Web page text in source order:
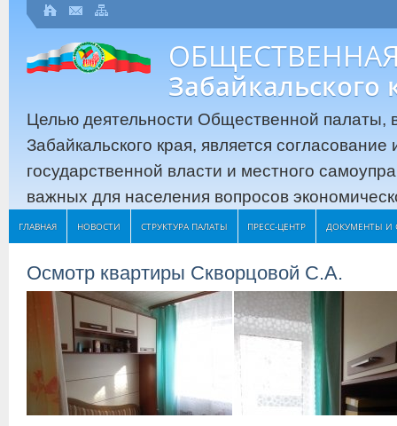
Забайкальского
Целью деятельности Общественной палаты,
Забайкальского края, является
государственной власти и местного
важных для населения вопросов
ГЛАВНАЯ НОВОСТИ СТРУКТУРА ПАЛАТЫ ПРЕСС-ЦЕНТР ДОКУМЕНТЫ И
Осмотр квартиры Скворцовой С.А.